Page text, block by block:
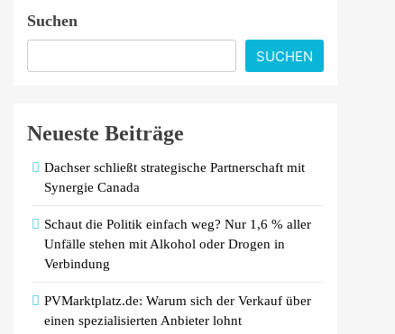
Suchen
SUCHEN
Neueste Beiträge
Dachser schließt strategische Partnerschaft mit
Synergie Canada
Schaut die Politik einfach weg? Nur 1,6 % aller
Unfälle stehen mit Alkohol oder Drogen in
Verbindung
PVMarktplatz.de: Warum sich der Verkauf über
einen spezialisierten Anbieter lohnt